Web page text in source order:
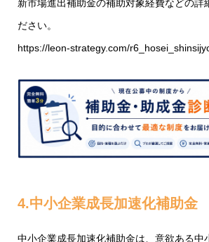
新市場進出補助金の補助対象経費などの詳
ださい。
https://leon-strategy.com/
4.中小企業成長加速化補助金
中小企業成長加速化補助金は、意欲ある中